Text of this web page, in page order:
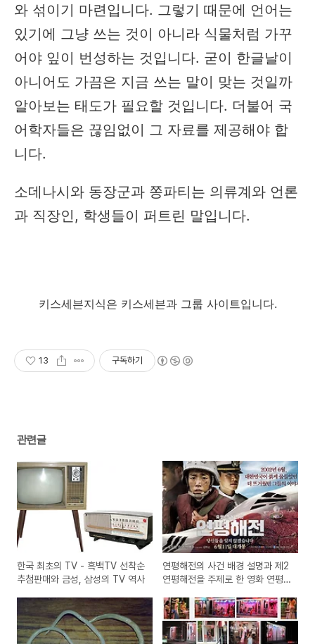
와 섞이기 마련입니다. 그렇기 때문에 언어는
있기에 그냥 쓰는 것이 아니라 식물처럼 가꾸
어야 잎이 번성하는 것입니다. 굳이 한글날이
아니어도 가끔은 지금 쓰는 말이 맞는 것일까
알아보는 태도가 필요할 것입니다. 더불어 국
어학자들은 끊임없이 그 자료를 제공해야 합
니다.
소데나시와 동장군과 쫑파티는 의류계와 언론
과 직장인, 학생들이 퍼트린 말입니다.
키스세븐지식은 키스세븐과 그룹 사이트입니다.
13 구독하기
관련글
한국 최초의 TV - 흑백TV 선착순
추첨판매와 금성, 삼성의 TV 역사
연평해전의 사건 배경 설명과 제2
연평해전을 주제로 한 영화 연평